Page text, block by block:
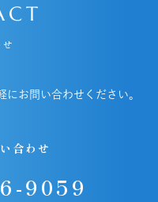
にお問い合わせください。
合わせ
9059